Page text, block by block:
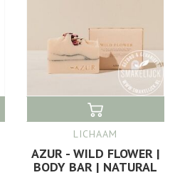
LICHAAM
AZUR - WILD FLOWER |
BODY BAR | NATURAL